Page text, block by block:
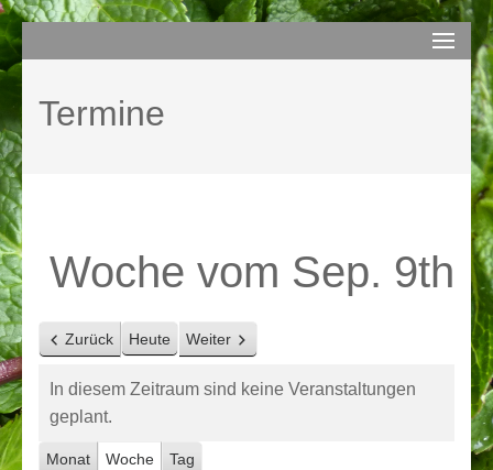
Inhalt
(Enter
drücken)
compurem
Termine
Woche vom Sep. 9th
Zurück Heute Weiter
In diesem Zeitraum sind keine Veranstaltungen
geplant.
Monat Woche Tag